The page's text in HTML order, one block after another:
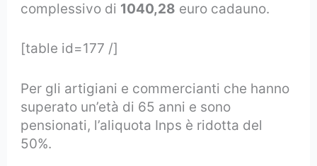
complessivo di 1040,28 euro cadauno.
[table id=177 /]
Per gli artigiani e commercianti che hanno
superato un’età di 65 anni e sono
pensionati, l’aliquota Inps è ridotta del
50%.